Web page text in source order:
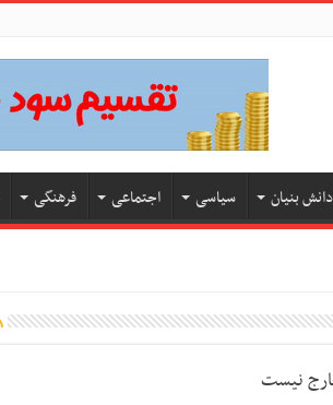
بنیان سیاسی اجتماعی فرهنگی
نیست